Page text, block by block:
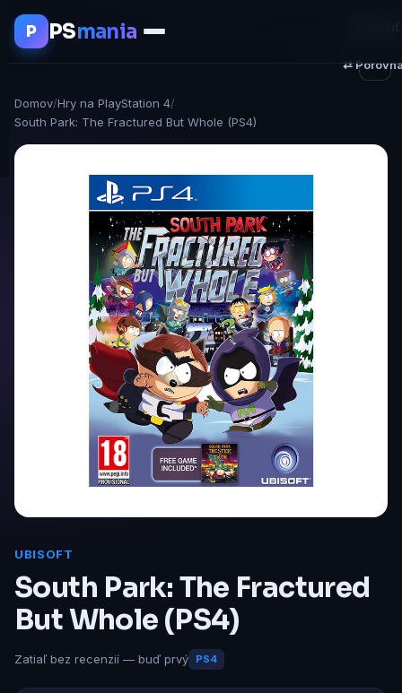
P PSmania
Domov/Hry na PlayStation 4/
South Park: The Fractured But Whole (PS4)
UBISOFT
South Park: The Fractured
But Whole (PS4)
Zatiaľ bez recenzií — buď prvý PS4
⇄